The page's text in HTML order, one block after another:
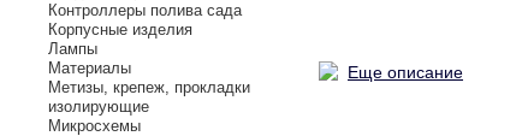
Контроллеры полива сада
Корпусные изделия
Лампы
Материалы
Метизы, крепеж, прокладки
изолирующие
Микросхемы
Еще описание